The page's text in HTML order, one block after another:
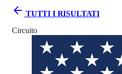
TUTTI I RISULTATI
Circuito